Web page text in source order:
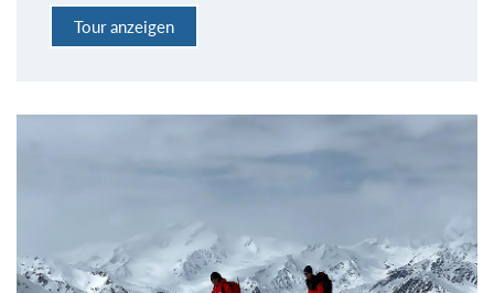
Tour anzeigen